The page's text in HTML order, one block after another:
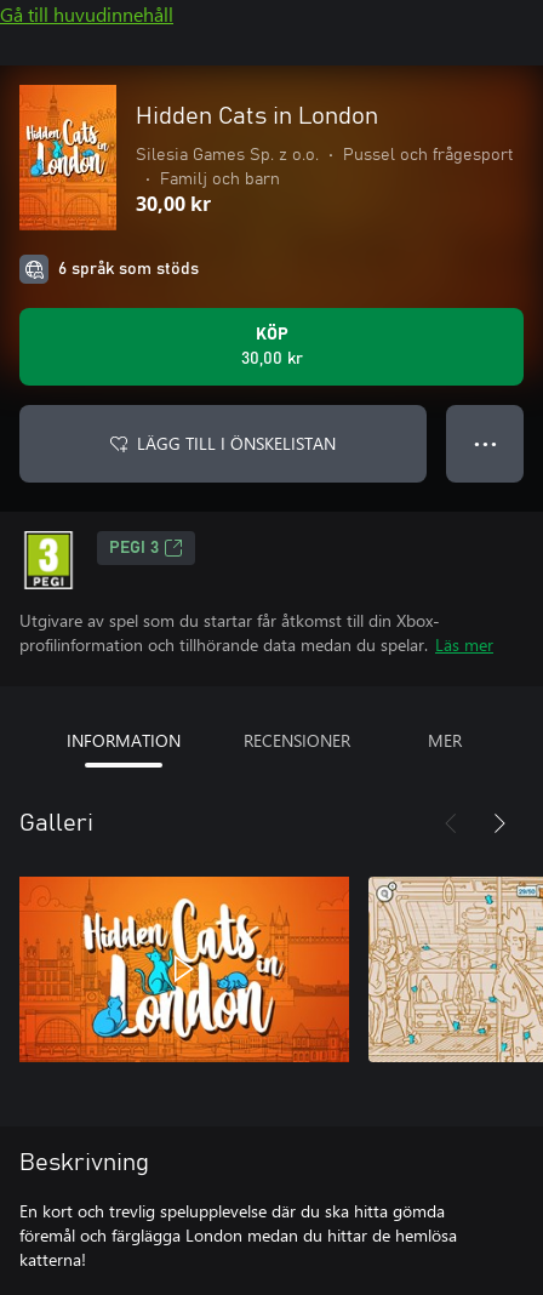
Gå till huvudinnehåll
Hidden Cats in London
Silesia Games Sp. z o.o. •
Pussel och frågesport
•
Familj och barn
30,00 kr
6 språk som stöds
KÖP
30,00 kr
LÄGG TILL I ÖNSKELISTAN ● ● ●
PEGI 3
Utgivare av spel som du startar får åtkomst till din Xbox-
profilinformation och tillhörande data medan du spelar. Läs mer
INFORMATION RECENSIONER MER
Galleri
Beskrivning
En kort och trevlig spelupplevelse där du ska hitta gömda
föremål och färglägga London medan du hittar de hemlösa
katterna!